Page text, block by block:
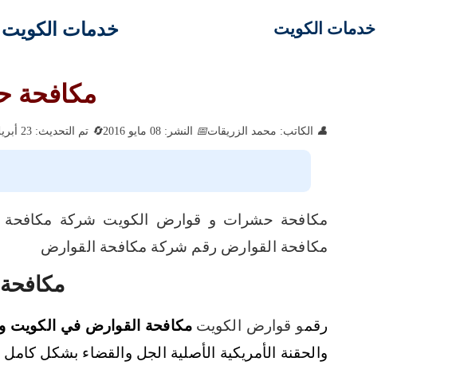
خدمات الكويت خدمات الكويت
مكافحة
الكاتب: محمد الزريقات النشر: 08 مايو 2016 تم التحديث: 23 أبريل 2025
مكافحة حشرات و قوارض الكويت شركة
مكافحة القوارض رقم شركة مكافحة القوارض
رقمو قوارض الكويت مكافحة القوارض في الكويت
والحقنة الأمريكية الأصلية الجل والقضاء بشكل كامل